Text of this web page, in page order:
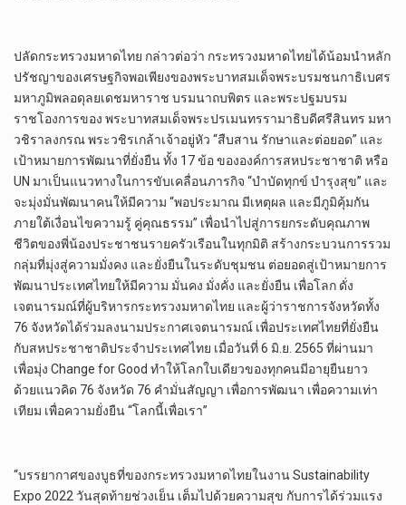
ปลัดกระทรวงมหาดไทย กล่าวต่อว่า กระทรวงมหาดไทยได้น้อมนำหลัก
ปรัชญาของเศรษฐกิจพอเพียงของพระบาทสมเด็จพระบรมชนกาธิเบศร
มหาภูมิพลอดุลยเดชมหาราช บรมนาถบพิตร และพระปฐมบรม
ราชโองการของ พระบาทสมเด็จพระปรเมนทรรามาธิบดีศรีสินทร มหา
วชิราลงกรณ พระวชิรเกล้าเจ้าอยู่หัว “สืบสาน รักษาและต่อยอด” และ
เป้าหมายการพัฒนาที่ยั่งยืน ทั้ง 17 ข้อ ขององค์การสหประชาชาติ หรือ
UN มาเป็นแนวทางในการขับเคลื่อนภารกิจ “บำบัดทุกข์ บำรุงสุข” และ
จะมุ่งมั่นพัฒนาคนให้มีความ “พอประมาณ มีเหตุผล และมีภูมิคุ้มกัน
ภายใต้เงื่อนไขความรู้ คู่คุณธรรม” เพื่อนำไปสู่การยกระดับคุณภาพ
ชีวิตของพี่น้องประชาชนรายครัวเรือนในทุกมิติ สร้างกระบวนการรวม
กลุ่มที่มุ่งสู่ความมั่งคง และยั่งยืนในระดับชุมชน ต่อยอดสู่เป้าหมายการ
พัฒนาประเทศไทยให้มีความ มั่นคง มั่งคั่ง และยั่งยืน เพื่อโลก ดั่ง
เจตนารมณ์ที่ผู้บริหารกระทรวงมหาดไทย และผู้ว่าราชการจังหวัดทั้ง
76 จังหวัดได้ร่วมลงนามประกาศเจตนารมณ์ เพื่อประเทศไทยที่ยั่งยืน
กับสหประชาชาติประจำประเทศไทย เมื่อวันที่ 6 มิ.ย. 2565 ที่ผ่านมา
เพื่อมุ่ง Change for Good ทำให้โลกใบเดียวของทุกคนมีอายุยืนยาว
ด้วยแนวคิด 76 จังหวัด 76 คำมั่นสัญญา เพื่อการพัฒนา เพื่อความเท่า
เทียม เพื่อความยั่งยืน “โลกนี้เพื่อเรา”
“บรรยากาศของบูธที่ของกระทรวงมหาดไทยในงาน Sustainability
Expo 2022 วันสุดท้ายช่วงเย็น เต็มไปด้วยความสุข กับการได้ร่วมแรง